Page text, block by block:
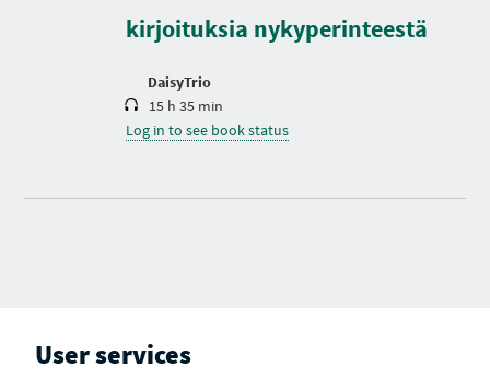
kirjoituksia nykyperinteestä
DaisyTrio
i
15 h 35 min
Log in to see book status
User services